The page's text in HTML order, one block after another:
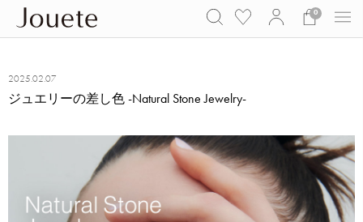
0
2025.02.07
ジュエリーの差し色 -Natural Stone Jewelry-